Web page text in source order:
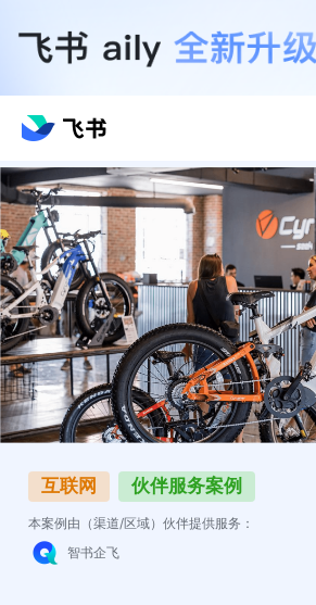
互联网 伙伴服务案例
本案例由（渠道/区域）伙伴提供服务：
智书企飞